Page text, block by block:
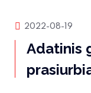
Produktų
2022-08-19
Adatinis